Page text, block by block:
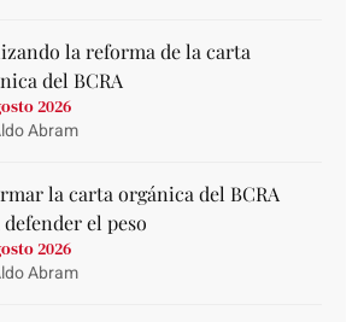
la reforma de la carta
del BCRA
2026
Abram
la carta orgánica del BCRA
el peso
2026
Abram